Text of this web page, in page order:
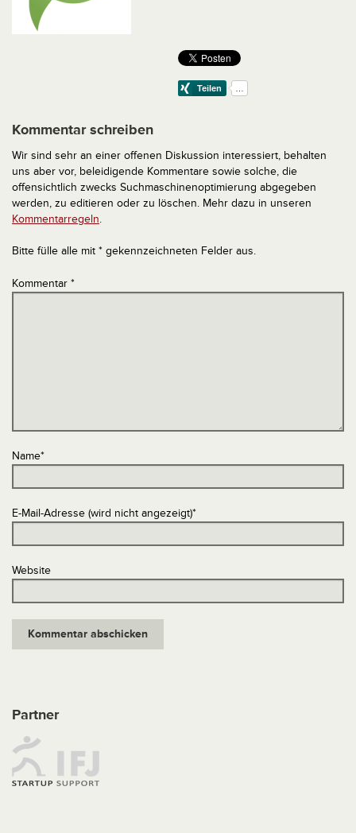
Kommentar schreiben
Wir sind sehr an einer offenen Diskussion interessiert, behalten
uns aber vor, beleidigende Kommentare sowie solche, die
offensichtlich zwecks Suchmaschinenoptimierung abgegeben
werden, zu editieren oder zu löschen. Mehr dazu in unseren
Kommentarregeln.
Bitte fülle alle mit * gekennzeichneten Felder aus.
Kommentar *
Name*
E-Mail-Adresse (wird nicht angezeigt)*
Website
Partner